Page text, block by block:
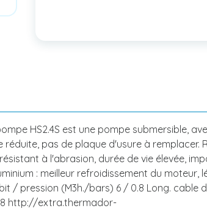
HS2.4S est une pompe submersible,
pas de plaque d'usure à remplacer.
à l'abrasion, durée de vie élevée,
: meilleur refroidissement du moteur,
/ pression (M3h./bars) 6 / 0.8 Long. cable
http://extra.thermador-